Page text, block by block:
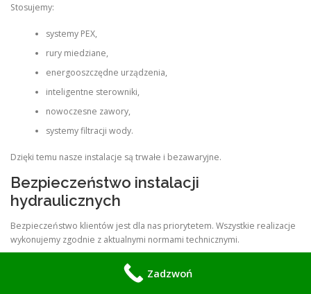
Stosujemy:
systemy PEX,
rury miedziane,
energooszczędne urządzenia,
inteligentne sterowniki,
nowoczesne zawory,
systemy filtracji wody.
Dzięki temu nasze instalacje są trwałe i bezawaryjne.
Bezpieczeństwo instalacji
hydraulicznych
Bezpieczeństwo klientów jest dla nas priorytetem. Wszystkie realizacje
wykonujemy zgodnie z aktualnymi normami technicznymi.
Zadzwoń